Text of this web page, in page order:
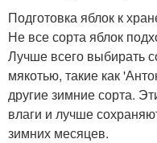
Подготовка яблок к
Не все сорта яблок
Лучше всего выбирать
мякотью, такие как
другие зимние сорта.
влаги и лучше
зимних месяцев.